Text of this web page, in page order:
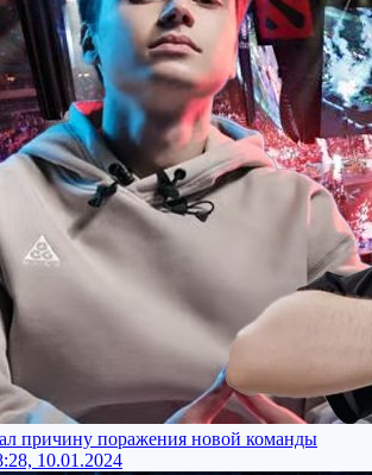
причину поражения новой команды
10.01.2024